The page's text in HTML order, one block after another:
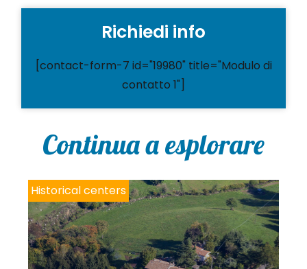
Richiedi info
[contact-form-7 id="19980" title="Modulo di
contatto 1"]
Continua a esplorare
Historical centers